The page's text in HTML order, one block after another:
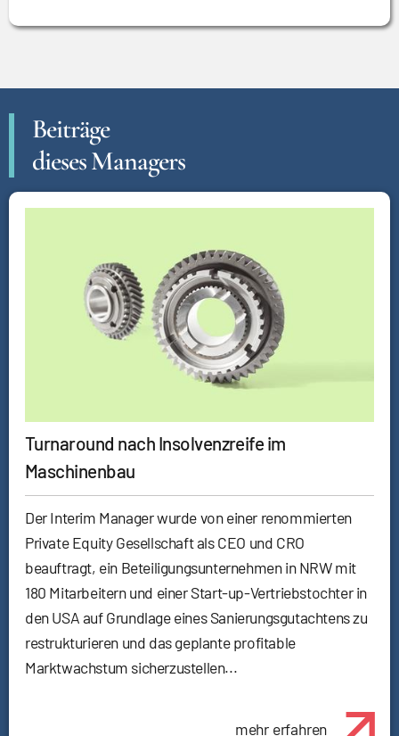
Beiträge
dieses Managers
Turnaround nach Insolvenzreife im
Maschinenbau
Der Interim Manager wurde von einer renommierten
Private Equity Gesellschaft als CEO und CRO
beauftragt, ein Beteiligungsunternehmen in NRW mit
180 Mitarbeitern und einer Start-up-Vertriebstochter in
den USA auf Grundlage eines Sanierungsgutachtens zu
restrukturieren und das geplante profitable
Marktwachstum sicherzustellen...
mehr erfahren